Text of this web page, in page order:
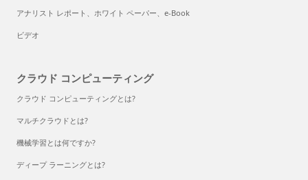
アナリスト レポート、ホワイト ペーパー、e-Book
ビデオ
クラウド コンピューティング
クラウド コンピューティングとは?
マルチクラウドとは?
機械学習とは何ですか?
ディープ ラーニングとは?